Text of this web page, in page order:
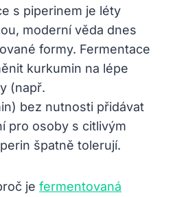
s piperinem je léty
moderní věda dnes
formy. Fermentace
kurkumin na lépe
(např.
bez nutnosti přidávat
pro osoby s citlivým
špatně tolerují.
je fermentovaná